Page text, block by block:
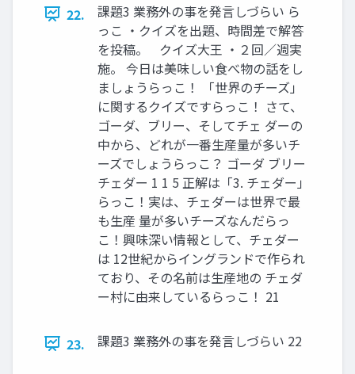
22.
課題3 業務外の事を発言しづらい ら
っこ ・クイズを出題、時間差で解答
を投稿。 クイズ大王 ・２回／週実
施。 今日は美味しい食べ物の話をし
ましょうらっこ！ 「世界のチーズ」
に関するクイズですらっこ！ さて、
ゴーダ、ブリー、そしてチェ ダーの
中から、どれが一番生産量が多いチ
ーズでしょうらっこ？ ゴーダ ブリー
チェダー 1 1 5 正解は「3. チェダー」
らっこ！実は、チェダーは世界で最
も生産 量が多いチーズなんだらっ
こ！興味深い情報として、チェダー
は 12世紀からイングランドで作られ
ており、その名前は生産地の チェダ
ー村に由来しているらっこ！ 21
23. 課題3 業務外の事を発言しづらい 22